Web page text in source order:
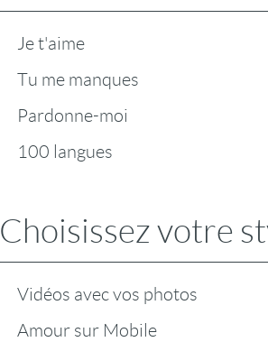
Je t'aime
Tu me manques
Pardonne-moi
100 langues
Choisissez votre
Vidéos avec vos photos
Amour sur Mobile